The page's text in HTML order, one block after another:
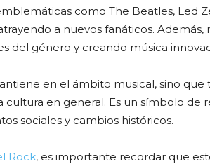
como The Beatles, Led
a nuevos fanáticos.
del género y creando música
en el ámbito musical, sino
cultura en general. Es un símbolo de
sociales y cambios históricos.
Rock, es importante recordar que